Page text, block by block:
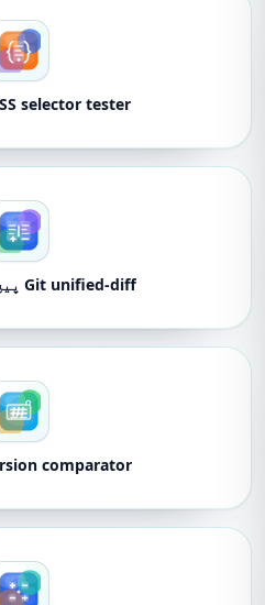
selector tester
Git unified-diff پیچ کے لیے ناظر
comparator